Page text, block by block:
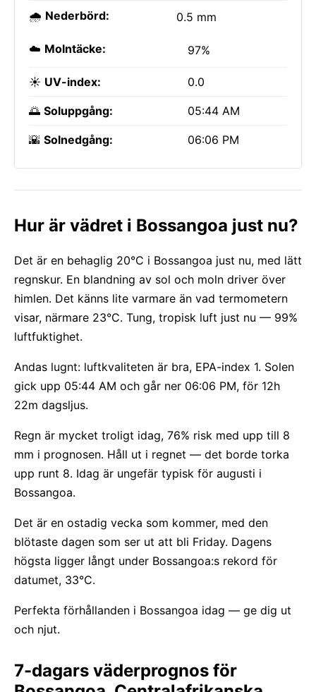
🌧️ Nederbörd: 0.5 mm
☁️ Molntäcke: 97%
☀️ UV-index: 0.0
🌅 Soluppgång: 05:44 AM
🌇 Solnedgång: 06:06 PM
Hur är vädret i Bossangoa just nu?
Det är en behaglig 20°C i Bossangoa just nu, med lätt
regnskur. En blandning av sol och moln driver över
himlen. Det känns lite varmare än vad termometern
visar, närmare 23°C. Tung, tropisk luft just nu — 99%
luftfuktighet.
Andas lugnt: luftkvaliteten är bra, EPA-index 1. Solen
gick upp 05:44 AM och går ner 06:06 PM, för 12h
22m dagsljus.
Regn är mycket troligt idag, 76% risk med upp till 8
mm i prognosen. Håll ut i regnet — det borde torka
upp runt 8. Idag är ungefär typisk för augusti i
Bossangoa.
Det är en ostadig vecka som kommer, med den
blötaste dagen som ser ut att bli Friday. Dagens
högsta ligger långt under Bossangoa:s rekord för
datumet, 33°C.
Perfekta förhållanden i Bossangoa idag — ge dig ut
och njut.
7-dagars väderprognos för